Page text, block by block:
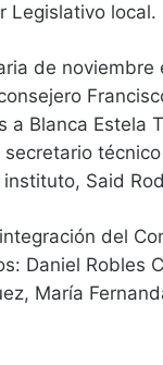
Legislativo local.
de noviembre
a Blanca Estela
Said
del
Daniel Robles
María